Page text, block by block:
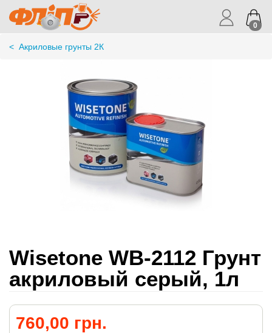
0
< Акриловые грунты 2К
Wisetone WB-2112 Грунт
акриловый серый, 1л
760,00 грн.